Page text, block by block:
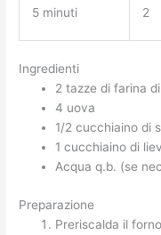
5 minuti 2
Ingredienti
2 tazze di farina
4 uova
1/2 cucchiaino di
1 cucchiaino di
Acqua q.b. (se
Preparazione
Preriscalda il